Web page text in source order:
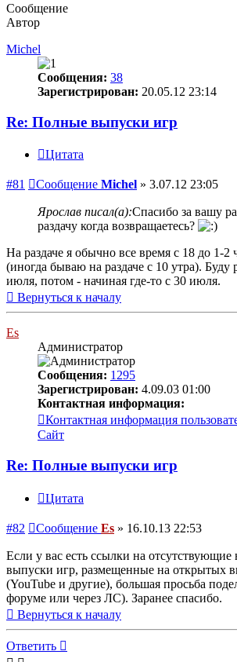
Сообщение
Автор
Michel
Сообщения: 38
Зарегистрирован: 20.05.12 23:14
Re: Полные выпуски игр
Цитата
#81 Сообщение Michel » 3.07.12 23:05
Ярослав писал(а):Спасибо за вашу
раздачу когда возвращаетесь?
На раздаче я обычно все время с 18 до 1-2
(иногда бываю на раздаче с 10 утра). Буду
июля, потом - начиная где-то с 30 июля.
Вернуться к началу
Es
Администратор
Сообщения: 1295
Зарегистрирован: 4.09.03 01:00
Контактная информация:
Контактная информация
Сайт
Re: Полные выпуски игр
Цитата
#82 Сообщение Es » 16.10.13 22:53
Если у вас есть ссылки на отсутствующие
выпуски игр, размещенные на открытых
(YouTube и другие), большая просьба
форуме или через ЛС). Заранее спасибо.
Вернуться к началу
Ответить